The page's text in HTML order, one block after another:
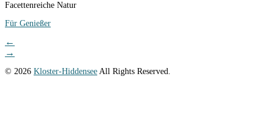
Facettenreiche Natur
Für Genießer
Post
navigation
←
→
© 2026 Kloster-Hiddensee All Rights Reserved.